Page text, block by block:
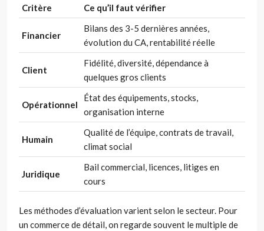
Critère Ce qu’il faut vérifier
Financier
Bilans des 3-5 dernières années,
évolution du CA, rentabilité réelle
Client
Fidélité, diversité, dépendance à
quelques gros clients
Opérationnel
État des équipements, stocks,
organisation interne
Humain
Qualité de l’équipe, contrats de travail,
climat social
Juridique
Bail commercial, licences, litiges en
cours
Les méthodes d’évaluation varient selon le secteur. Pour
un commerce de détail, on regarde souvent le multiple de